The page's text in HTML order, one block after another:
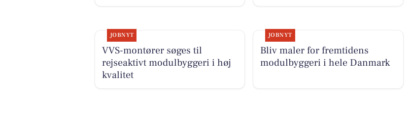
JOBNYT
VVS-montører søges til
rejseaktivt modulbyggeri i høj
kvalitet
JOBNYT
Bliv maler for fremtidens
modulbyggeri i hele Danmark